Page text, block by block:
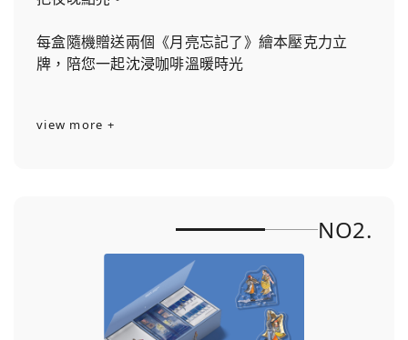
每盒隨機贈送兩個《月亮忘記了》繪本壓克力立
牌，陪您一起沈浸咖啡溫暖時光
view more +
NO2.